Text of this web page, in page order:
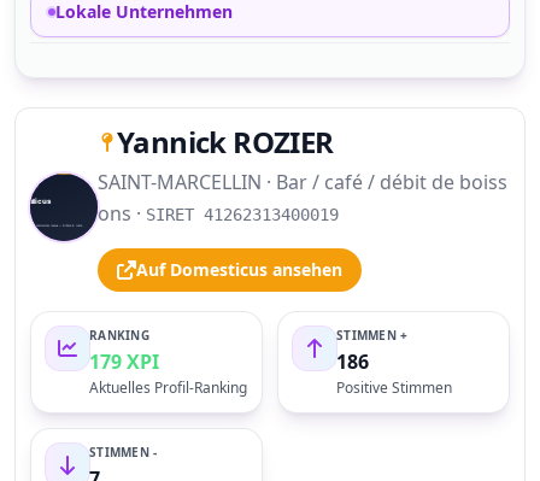
Lokale Unternehmen
Yannick ROZIER
SAINT-MARCELLIN · Bar / café / débit de boiss
ons · SIRET 41262313400019
Auf Domesticus ansehen
RANKING
179 XPI
Aktuelles Profil-Ranking
STIMMEN +
186
Positive Stimmen
STIMMEN -